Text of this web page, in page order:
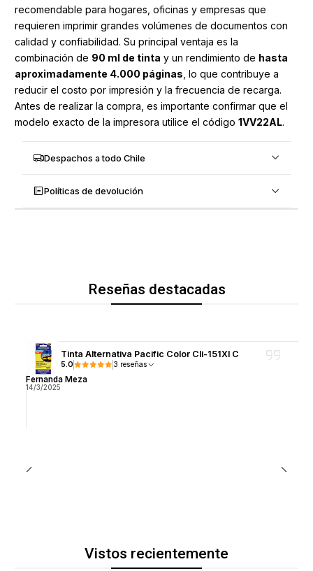
recomendable para hogares, oficinas y empresas que
requieren imprimir grandes volúmenes de documentos con
calidad y confiabilidad. Su principal ventaja es la
combinación de 90 ml de tinta y un rendimiento de hasta
aproximadamente 4.000 páginas , lo que contribuye a
reducir el costo por impresión y la frecuencia de recarga.
Antes de realizar la compra, es importante confirmar que el
modelo exacto de la impresora utilice el código 1VV22AL.
Despachos a todo Chile
Políticas de devolución
Reseñas destacadas
Tinta Alternativa Pacific Color Cli-151Xl C
5.0 3 reseñas
Fernanda Meza
14/3/2025
Vistos recientemente